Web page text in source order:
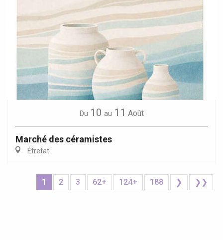
Du 10 au 11 Août
Marché des céramistes
Étretat
1 2 3 62+ 124+ 188 ❯ ❯❯